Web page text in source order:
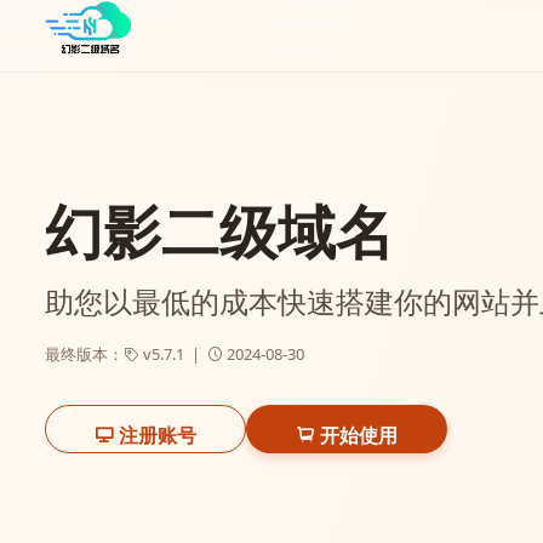
幻影二级域名
助您以最低的成本快速搭建你的网站
最终版本： v5.7.1 | 2024-08-30
注册账号 开始使用